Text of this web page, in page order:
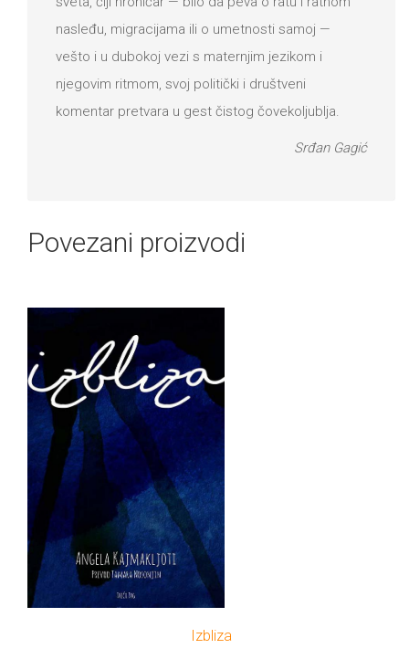
nasleđu, migracijama ili o umetnosti samoj —
vešto i u dubokoj vezi s maternjim jezikom i
njegovim ritmom, svoj politički i društveni
komentar pretvara u gest čistog čovekoljublja.
Srđan Gagić
Povezani proizvodi
Izbliza